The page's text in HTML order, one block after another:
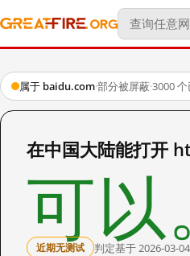
属于 baidu.com·部分被屏蔽·3000
在中国大陆能打开
可以
近期无测试 判定基于 2026-03-